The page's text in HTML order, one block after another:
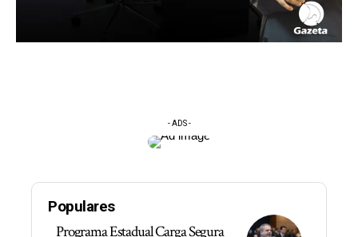
- ADS -
Populares
Programa Estadual Carga Segura